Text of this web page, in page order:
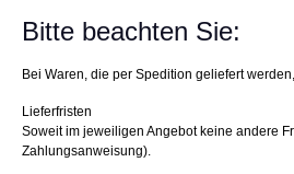
Bitte beachten Sie:
Bei Waren, die per Spedition geliefert
Lieferfristen
Soweit im jeweiligen Angebot keine andere
Zahlungsanweisung).